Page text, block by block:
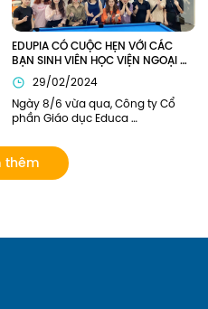
EDUPIA CÓ CUỘC HẸN VỚI CÁC
BẠN SINH VIÊN HỌC VIỆN NGOẠI
GIAO (DAV)
29/02/2024
Ngày 8/6 vừa qua, Công ty Cổ
phần Giáo dục Educa
Giao đã có buổi gặp mặt tham
quan doanh nghiệp. Đại diện
phía nhà trường có Chị Lý Thị Hải
Edupia nhìn lại những khoảnh
thêm